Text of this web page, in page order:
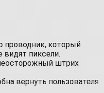
проводник, который
видят пиксели.
штрих
вернуть пользователя